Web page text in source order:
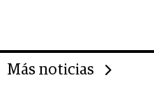
Más noticias